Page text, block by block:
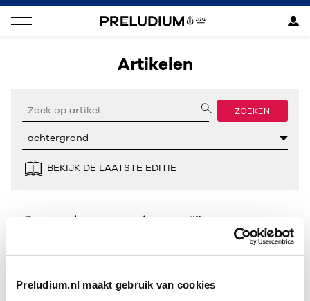
Preludium.nl maakt gebruik van cookies
Artikelen
ZOEKEN
BEKIJK DE LAATSTE EDITIE
Geen resultaten gevonden voor “”.